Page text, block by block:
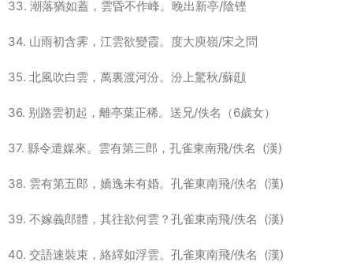
33. 潮落猶如蓋，雲昏不作峰。晚出新亭/陰铿
34. 山雨初含霁，江雲欲變霞。度大庾嶺/宋之問
35. 北風吹白雲，萬裏渡河汾。汾上驚秋/蘇颋
36. 别路雲初起，離亭葉正稀。送兄/佚名（6歲女）
37. 縣令遣媒來。雲有第三郎，孔雀東南飛/佚名 (漢)
38. 雲有第五郎，嬌逸未有婚。孔雀東南飛/佚名 (漢)
39. 不嫁義郎體，其往欲何雲？孔雀東南飛/佚名 (漢)
40. 交語速裝束，絡繹如浮雲。孔雀東南飛/佚名 (漢)